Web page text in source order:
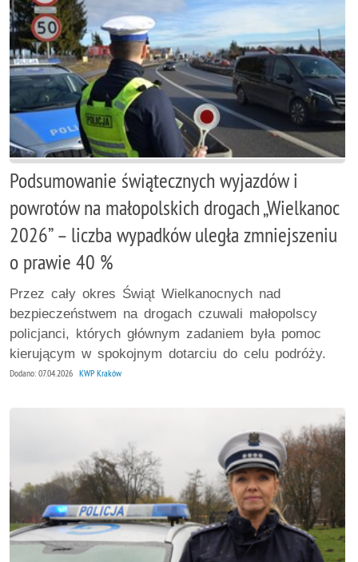
Podsumowanie świątecznych wyjazdów i
powrotów na małopolskich drogach „Wielkanoc
2026” – liczba wypadków uległa zmniejszeniu
o prawie 40 %
Przez cały okres Świąt Wielkanocnych nad
bezpieczeństwem na drogach czuwali małopolscy
policjanci, których głównym zadaniem była pomoc
kierującym w spokojnym dotarciu do celu podróży.
Dodano: 07.04.2026 KWP Kraków